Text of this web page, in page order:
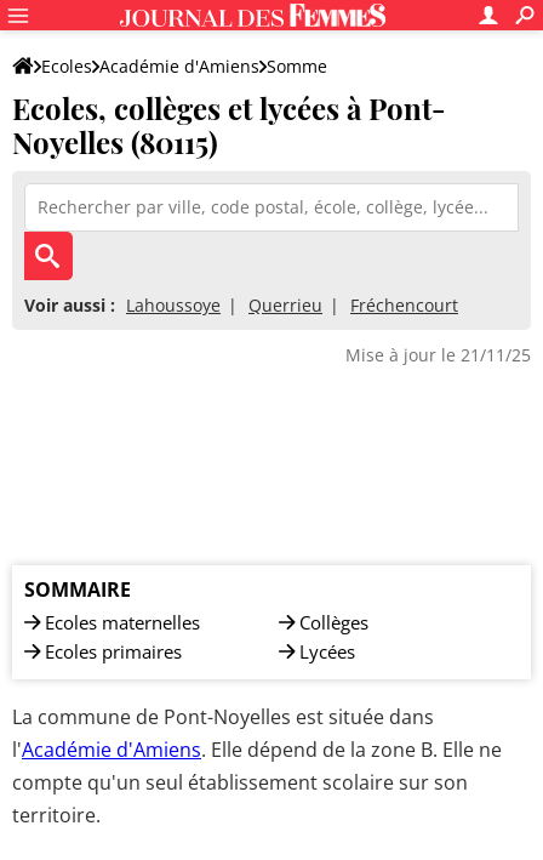
Ecoles Académie d'Amiens Somme
Ecoles, collèges et lycées à Pont-
Noyelles (80115)
Voir aussi : Lahoussoye Querrieu Fréchencourt
Mise à jour le 21/11/25
SOMMAIRE
Ecoles maternelles
Ecoles primaires
Collèges
Lycées
La commune de Pont-Noyelles est située dans
l'Académie d'Amiens. Elle dépend de la zone B. Elle ne
compte qu'un seul établissement scolaire sur son
territoire.